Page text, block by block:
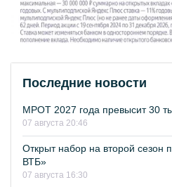
Последние новости
МРОТ 2027 года превысит 30
07 августа 20:46
Открыт набор на второй
ВТБ»
07 августа 16:30